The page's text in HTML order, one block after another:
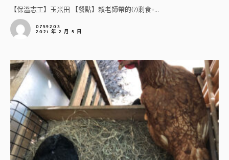
【保溫志工】玉米田 【餐點】賴老師帶的(?)剩食+...
0759203
2021 年 2 月 5 日